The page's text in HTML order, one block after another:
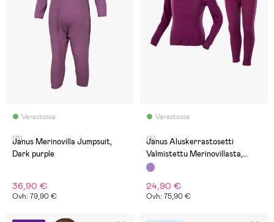
Varastossa
(0)
Janus Merinovilla Jumpsuit,
Dark purple
36,90 €
Ovh: 79,90 €
Varastossa
(4)
Janus Aluskerrastosetti
Valmistettu Merinovillasta,
Dark purple
24,90 €
Ovh: 75,90 €